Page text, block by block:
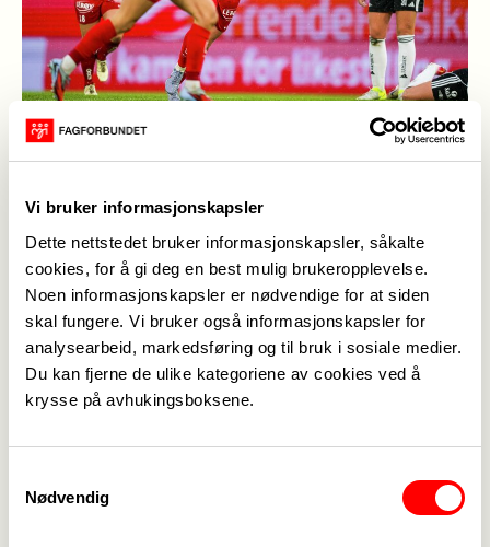
Vi bruker informasjonskapsler
Dette nettstedet bruker informasjonskapsler, såkalte
cookies, for å gi deg en best mulig brukeropplevelse.
Noen informasjonskapsler er nødvendige for at siden
skal fungere. Vi bruker også informasjonskapsler for
analysearbeid, markedsføring og til bruk i sosiale medier.
Du kan fjerne de ulike kategoriene av cookies ved å
krysse på avhukingsboksene.
Nødvendig
Brann scorte med Fagforbundets reklame i bakgrunnen.
Rett etter pause doblet Nea Lehtola ledelsen etter
et flott innlegg fra Amalie Eikeland. Rosenborg
reduserte ved Ine Berre tolv minutter før slutt,
men Brann holdt stand og kunne slippe jubelen løs
foran et rekordstort hjemmepublikum: De var blitt
seriemestere.
Første kvinnekamp – men ikke
kvinner og drifter et breddeprosjekt for